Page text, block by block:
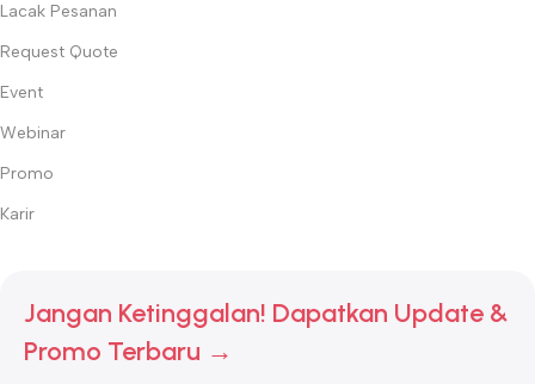
Lacak Pesanan
Request Quote
Event
Webinar
Promo
Karir
Jangan Ketinggalan! Dapatkan Update &
Promo Terbaru →